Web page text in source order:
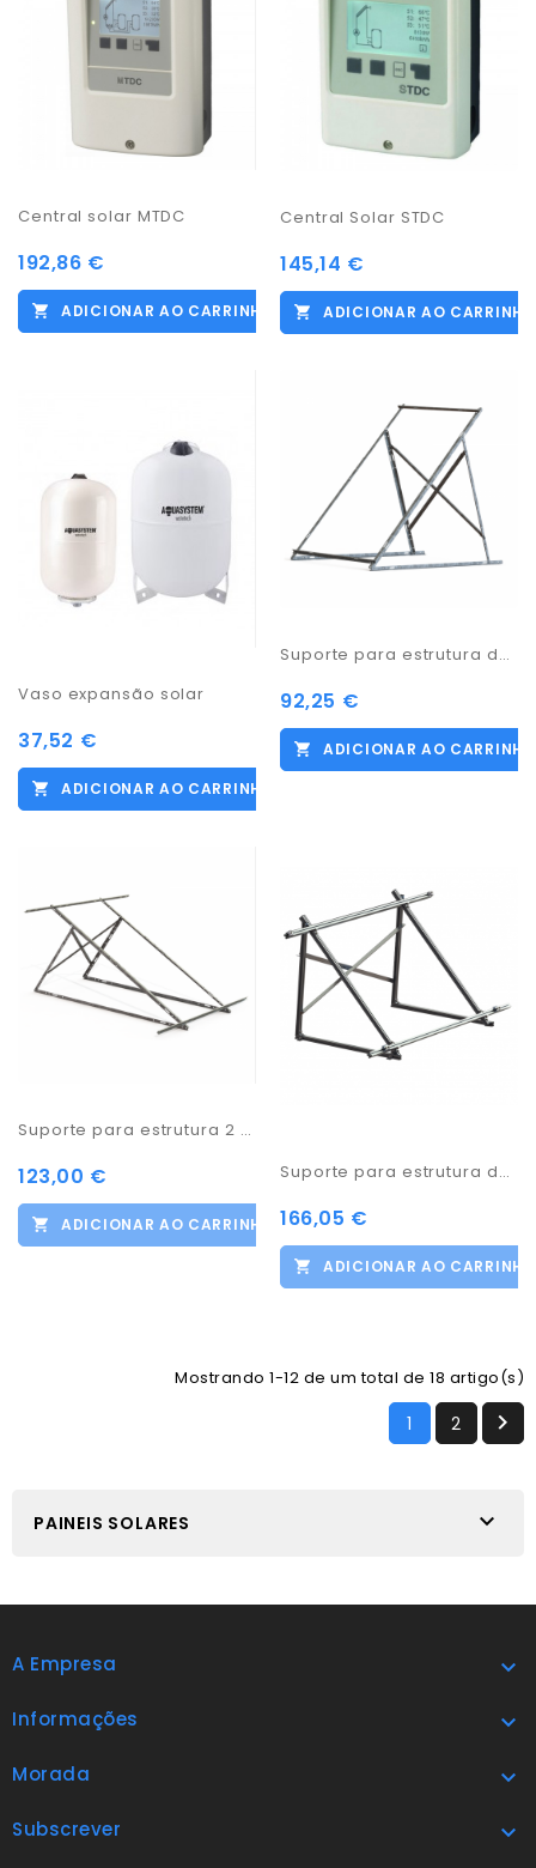
Central solar MTDC
192,86 €
ADICIONAR AO CARRINHO
Central Solar STDC
145,14 €
ADICIONAR AO CARRINHO
Vaso expansão solar
37,52 €
ADICIONAR AO CARRINHO
Suporte para estrutura de 1 painel
92,25 €
ADICIONAR AO CARRINHO
Suporte para estrutura 2 paineis
123,00 €
ADICIONAR AO CARRINHO
Suporte para estrutura de 1 painel alumínio plano
166,05 €
ADICIONAR AO CARRINHO
Mostrando 1-12 de um total de 18 artigo(s)
1 2 
PAINEIS SOLARES 
A Empresa 
Informações 
Morada 
Subscrever 